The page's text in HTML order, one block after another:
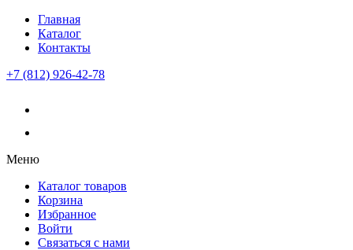
Главная
Каталог
Контакты
+7 (812) 926-42-78
Меню
Каталог товаров
Корзина
Избранное
Войти
Связаться с нами